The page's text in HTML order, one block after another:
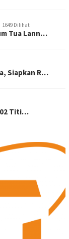
1649 Dilihat
Tua Lann…
Siapkan R…
Titi…